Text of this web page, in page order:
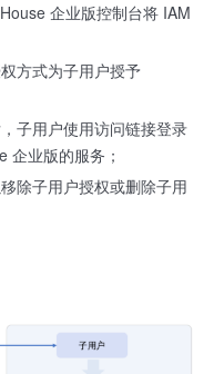
企业版控制台将 IAM
方式为子用户授予
子用户使用访问链接登录
企业版的服务；
除子用户授权或删除子用